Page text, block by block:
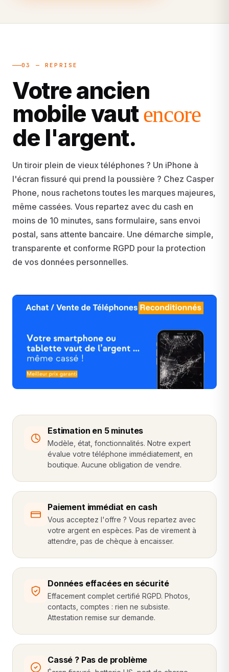
03 — REPRISE
Votre ancien
mobile vautencore
de l'argent.
Un tiroir plein de vieux téléphones ? Un iPhone à
l'écran fissuré qui prend la poussière ? Chez Casper
Phone, nous rachetons toutes les marques majeures,
même cassées. Vous repartez avec du cash en
moins de 10 minutes, sans formulaire, sans envoi
postal, sans attente bancaire. Une démarche simple,
transparente et conforme RGPD pour la protection
de vos données personnelles.
Estimation en 5 minutes
Modèle, état, fonctionnalités. Notre expert
évalue votre téléphone immédiatement, en
boutique. Aucune obligation de vendre.
Paiement immédiat en cash
Vous acceptez l'offre ? Vous repartez avec
votre argent en espèces. Pas de virement à
attendre, pas de chèque à encaisser.
Données effacées en sécurité
Effacement complet certifié RGPD. Photos,
contacts, comptes : rien ne subsiste.
Attestation remise sur demande.
Cassé ? Pas de problème